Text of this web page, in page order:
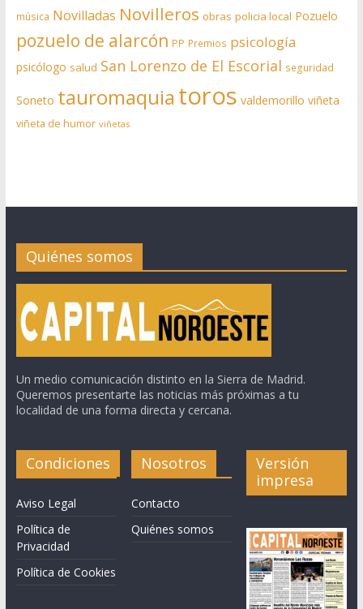
música Novilladas Novilleros obras policia local Pozuelo
pozuelo de alarcón PP Premios psicología
psicólogo salud San Lorenzo de El Escorial seguridad
Soneto tauromaquia toros valdemorillo viñeta
viñeta de humor viñetas
Quiénes somos
Un medio comunicación distinto en la Sierra de Madrid.
Queremos presentarte las noticias más próximas a tu
localidad de una forma directa y cercana.
Condiciones
Aviso Legal
Política de
Privacidad
Política de Cookies
Nosotros
Contacto
Quiénes somos
Versión
impresa